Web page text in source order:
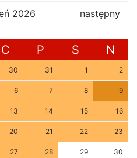
2026 następny
C P S N
30 31 1 2
6 7 8 9
13 14 15 16
20 21 22 23
27 28 29 30